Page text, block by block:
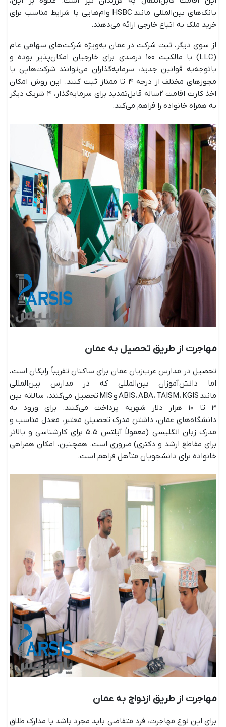
بانک‌های بین‌المللی مانند HSBC وام‌هایی با شرایط مناسب برای
خرید ملک به اتباع خارجی ارائه می‌دهند.
از سوی دیگر، ثبت شرکت در عمان به‌ویژه شرکت‌های سهامی عام
(LLC) با مالکیت ۱۰۰ درصدی برای خارجیان امکان‌پذیر بوده و
باتوجه‌به قوانین جدید، سرمایه‌گذاران می‌توانند شرکت‌هایی با
مجوزهای مختلف از درجه ۴ تا ممتاز ثبت کنند. این روش امکان
اخذ کارت اقامت ۲ساله قابل‌تمدید برای سرمایه‌گذار، ۴ شریک دیگر
به همراه خانواده را فراهم می‌کند.
مهاجرت از طریق تحصیل به عمان
تحصیل در مدارس عرب‌زبان عمان برای ساکنان تقریباً رایگان است،
اما دانش‌آموزان بین‌المللی که در مدارس بین‌المللی
مانند ABIS، ABA، TAISM، KGIS و MIS تحصیل می‌کنند، سالانه بین
۳ تا ۱۰ هزار دلار شهریه پرداخت می‌کنند. برای ورود به
دانشگاه‌های عمان، داشتن مدرک تحصیلی معتبر، معدل مناسب و
مدرک زبان انگلیسی (معمولاً آیلتس ۵.۵ برای کارشناسی و بالاتر
برای مقاطع ارشد و دکتری) ضروری است. همچنین، امکان همراهی
خانواده برای دانشجویان متأهل فراهم است.
مهاجرت از طریق ازدواج به عمان
برای این نوع مهاجرت، فرد متقاضی باید مجرد باشد یا مدارک طلاق